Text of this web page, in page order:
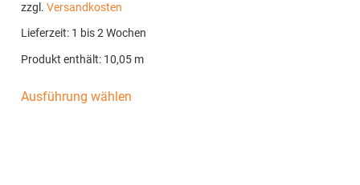
zzgl.Versandkosten
Lieferzeit: 1 bis 2 Wochen
Produkt enthält: 10,05 m
Ausführung wählen